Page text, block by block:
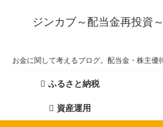
ジンカブ～配当金再投資
お金に関して考えるブログ。配当金・株主優
ふるさと納税
資産運用